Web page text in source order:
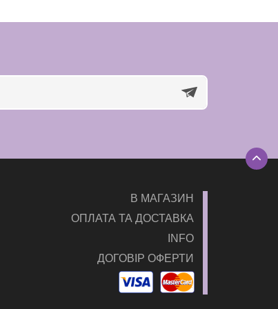
В МАГАЗИН
ОПЛАТА ТА ДОСТАВКА
INFO
ДОГОВІР ОФЕРТИ